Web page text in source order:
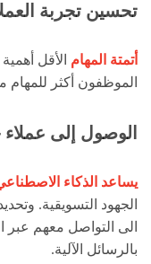
تحسين تجربة
أتمتة المهام الأقل
الموظفون أكثر للمهام
الوصول إلى
يساعد الذكاء
الجهود التسويقية.
الى التواصل معهم عبر
بالرسائل الآلية.